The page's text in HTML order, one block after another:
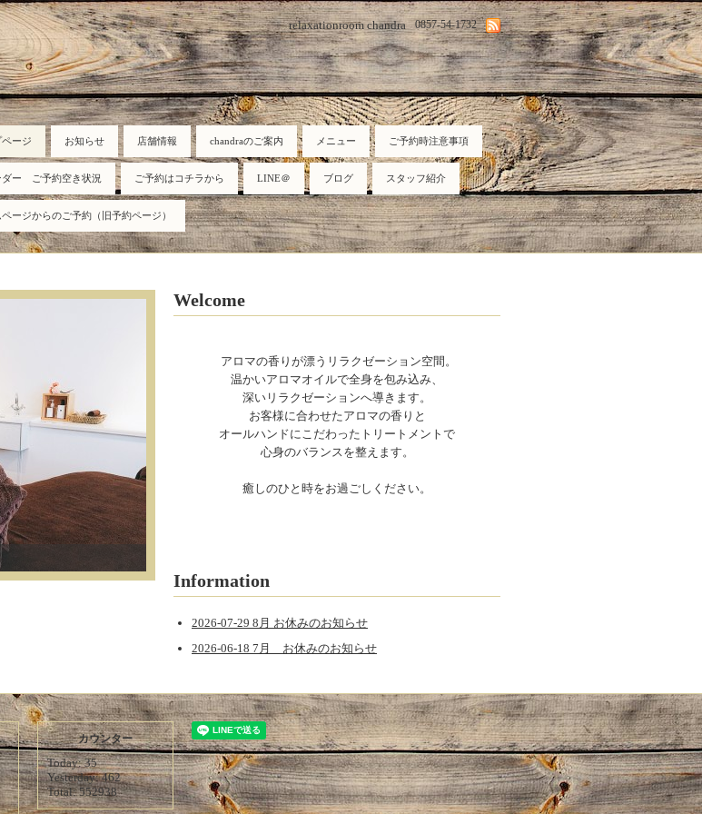
0857-54-1732
relaxationroom chandra
ページ お知らせ 店舗情報 chandraのご案内 メニュー ご予約時注意事項
ダー ご予約空き状況 ご予約はコチラから LINE＠ ブログ スタッフ紹介
ージからのご予約（旧予約ページ）
Welcome
アロマの香りが漂うリラクゼーション空間。
温かいアロマオイルで全身を包み込み、
深いリラクゼーションへ導きます。
お客様に合わせたアロマの香りと
オールハンドにこだわったトリートメントで
心身のバランスを整えます。
癒しのひと時をお過ごしください。
Information
2026-07-29 8月 お休みのお知らせ
2026-06-18 7月 お休みのお知らせ
カウンター
Today:35
Yesterday:462
Total:552938